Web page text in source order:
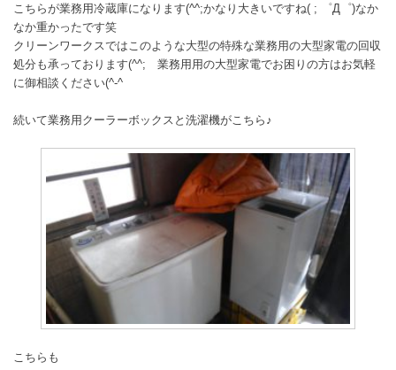
こちらが業務用冷蔵庫になります(^^;かなり大きいですね( ; ゜Д゜)なか
なか重かったです笑
クリーンワークスではこのような大型の特殊な業務用の大型家電の回収
処分も承っております(^^; 業務用用の大型家電でお困りの方はお気軽
に御相談ください(^-^ゞ
続いて業務用クーラーボックスと洗濯機がこちら♪
こちらも